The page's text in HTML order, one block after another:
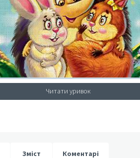
Читати уривок
Зміст Коментарі